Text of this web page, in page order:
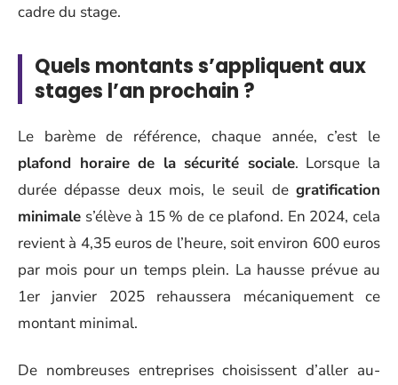
cadre du stage.
Quels montants s’appliquent aux
stages l’an prochain ?
Le barème de référence, chaque année, c’est le
plafond horaire de la sécurité sociale. Lorsque la
durée dépasse deux mois, le seuil de gratification
minimale s’élève à 15 % de ce plafond. En 2024, cela
revient à 4,35 euros de l’heure, soit environ 600 euros
par mois pour un temps plein. La hausse prévue au
1er janvier 2025 rehaussera mécaniquement ce
montant minimal.
De nombreuses entreprises choisissent d’aller au-